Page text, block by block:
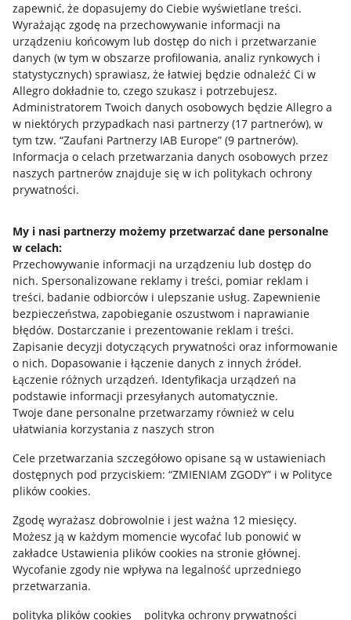
zapewnić, że dopasujemy do Ciebie wyświetlane treści.
Wyrażając zgodę na przechowywanie informacji na
urządzeniu końcowym lub dostęp do nich i przetwarzanie
danych (w tym w obszarze profilowania, analiz rynkowych i
statystycznych) sprawiasz, że łatwiej będzie odnaleźć Ci w
Allegro dokładnie to, czego szukasz i potrzebujesz.
Administratorem Twoich danych osobowych będzie Allegro a
w niektórych przypadkach nasi partnerzy (17 partnerów), w
tym tzw. “Zaufani Partnerzy IAB Europe” (9 partnerów).
Informacja o celach przetwarzania danych osobowych przez
naszych partnerów znajduje się w ich politykach ochrony
prywatności.
My i nasi partnerzy możemy przetwarzać dane personalne
w celach:
Przechowywanie informacji na urządzeniu lub dostęp do
nich. Spersonalizowane reklamy i treści, pomiar reklam i
treści, badanie odbiorców i ulepszanie usług. Zapewnienie
bezpieczeństwa, zapobieganie oszustwom i naprawianie
błędów. Dostarczanie i prezentowanie reklam i treści.
Zapisanie decyzji dotyczących prywatności oraz informowanie
o nich. Dopasowanie i łączenie danych z innych źródeł.
Łączenie różnych urządzeń. Identyfikacja urządzeń na
podstawie informacji przesyłanych automatycznie.
Twoje dane personalne przetwarzamy również w celu
ułatwiania korzystania z naszych stron
Cele przetwarzania szczegółowo opisane są w ustawieniach
dostępnych pod przyciskiem: “ZMIENIAM ZGODY” i w Polityce
plików cookies.
Zgodę wyrażasz dobrowolnie i jest ważna 12 miesięcy.
Możesz ją w każdym momencie wycofać lub ponowić w
zakładce Ustawienia plików cookies na stronie głównej.
Wycofanie zgody nie wpływa na legalność uprzedniego
przetwarzania.
polityka plików cookies
polityka ochrony prywatności
Przydatne informacje
Jak to działa
Allegro Gadane dla sprzedających
Allegro Gadane dla kupujących
Mapa miejscowości
Informacje prawne
Regulamin
Polityka plików "cookies"
Ustawienia plików "cookies"
Udostępnianie lokalizacji
Informacje dla Aktu o Usługach Cyfrowych
Pobierz aplikację